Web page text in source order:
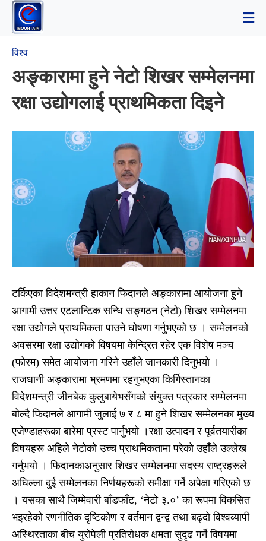
विश्व
अङ्कारामा हुने नेटो शिखर सम्मेलनमा
रक्षा उद्योगलाई प्राथमिकता दिइने
टर्किएका विदेशमन्त्री हाकान फिदानले अङ्कारामा आयोजना हुने
आगामी उत्तर एटलान्टिक सन्धि सङ्गठन (नेटो) शिखर सम्मेलनमा
रक्षा उद्योगले प्राथमिकता पाउने घोषणा गर्नुभएको छ । सम्मेलनको
अवसरमा रक्षा उद्योगको विषयमा केन्द्रित रहेर एक विशेष मञ्च
(फोरम) समेत आयोजना गरिने उहाँले जानकारी दिनुभयो ।
राजधानी अङ्कारामा भ्रमणमा रहनुभएका किर्गिस्तानका
विदेशमन्त्री जीनबेक कुलुबायेभसँगको संयुक्त पत्रकार सम्मेलनमा
बोल्दै फिदानले आगामी जुलाई ७ र ८ मा हुने शिखर सम्मेलनका मुख्य
एजेण्डाहरूका बारेमा प्रस्ट पार्नुभयो ।रक्षा उत्पादन र पूर्वतयारीका
विषयहरू अहिले नेटोको उच्च प्राथमिकतामा परेको उहाँले उल्लेख
गर्नुभयो । फिदानकाअनुसार शिखर सम्मेलनमा सदस्य राष्ट्रहरूले
अघिल्ला दुई सम्मेलनका निर्णयहरूको समीक्षा गर्ने अपेक्षा गरिएको छ
। यसका साथै जिम्मेवारी बाँडफाँट, ‘नेटो ३.०’ का रूपमा विकसित
भइरहेको रणनीतिक दृष्टिकोण र वर्तमान द्वन्द्व तथा बढ्दो विश्वव्यापी
अस्थिरताका बीच युरोपेली प्रतिरोधक क्षमता सुदृढ गर्ने विषयमा